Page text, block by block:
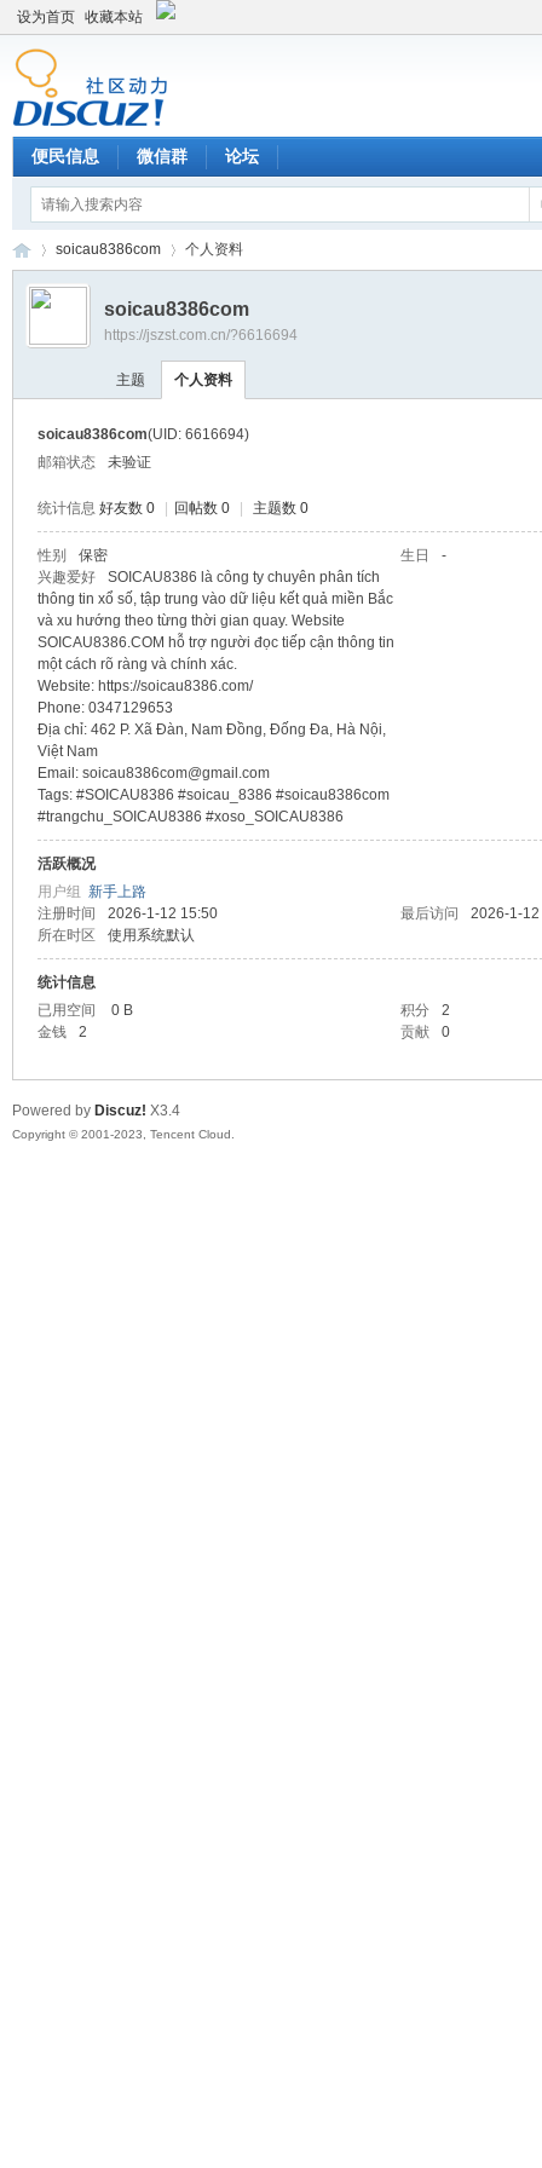
设为首页 收藏本站
便民信息 微信群 论坛
Bo
›
soicau8386com 个人资料
soicau8386com
https://jszst.com.cn/?6616694
主题 个人资料
soicau8386com(UID: 6616694)
邮箱状态
未验证
统计信息 好友数 0 回帖数 0 主题数 0
性别 保密 生日
-
兴趣爱好
SOICAU8386 là công ty chuyên phân tích
thông tin xổ số, tập trung vào dữ liệu kết quả miền Bắc
và xu hướng theo từng thời gian quay. Website
SOICAU8386.COM hỗ trợ người đọc tiếp cận thông tin
một cách rõ ràng và chính xác.
Website: https://soicau8386.com/
Phone: 0347129653
Địa chỉ: 462 P. Xã Đàn, Nam Đồng, Đống Đa, Hà Nội,
Việt Nam
Email: soicau8386com@gmail.com
Tags: #SOICAU8386 #soicau_8386 #soicau8386com
#trangchu_SOICAU8386 #xoso_SOICAU8386
活跃概况
用户组 新手上路
注册时间
2026-1-12 15:50 最后访问
2026-1-
所在时区
使用系统默认
统计信息
已用空间
0 B 积分
2
金钱
2 贡献 0
Powered by Discuz! X3.4
Copyright © 2001-2023, Tencent Cloud.